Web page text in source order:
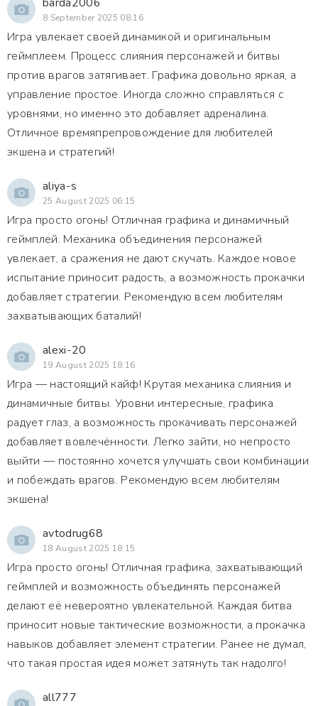
8 September 2025 08:16
Игра увлекает своей динамикой и оригинальным
геймплеем. Процесс слияния персонажей и битвы
против врагов затягивает. Графика довольно яркая, а
управление простое. Иногда сложно справляться с
уровнями, но именно это добавляет адреналина.
Отличное времяпрепровождение для любителей
экшена и стратегий!
aliya-s
25 August 2025 06:15
Игра просто огонь! Отличная графика и динамичный
геймплей. Механика объединения персонажей
увлекает, а сражения не дают скучать. Каждое новое
испытание приносит радость, а возможность прокачки
добавляет стратегии. Рекомендую всем любителям
захватывающих баталий!
alexi-20
19 August 2025 18:16
Игра — настоящий кайф! Крутая механика слияния и
динамичные битвы. Уровни интересные, графика
радует глаз, а возможность прокачивать персонажей
добавляет вовлечённости. Легко зайти, но непросто
выйти — постоянно хочется улучшать свои комбинации
и побеждать врагов. Рекомендую всем любителям
экшена!
avtodrug68
18 August 2025 18:15
Игра просто огонь! Отличная графика, захватывающий
геймплей и возможность объединять персонажей
делают её невероятно увлекательной. Каждая битва
приносит новые тактические возможности, а прокачка
навыков добавляет элемент стратегии. Ранее не думал,
что такая простая идея может затянуть так надолго!
all777